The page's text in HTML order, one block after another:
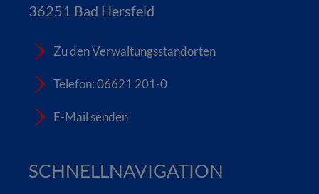
36251 Bad Hersfeld
Zu den Verwaltungsstandorten
Telefon: 06621 201-0
E-Mail senden
SCHNELLNAVIGATION